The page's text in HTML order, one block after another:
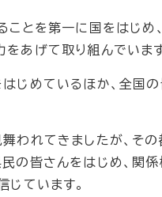
ことを第一に国をはじめ
あげて取り組んでいます
じめているほか、全国
われてきましたが、そ
の皆さんをはじめ、関
じています。